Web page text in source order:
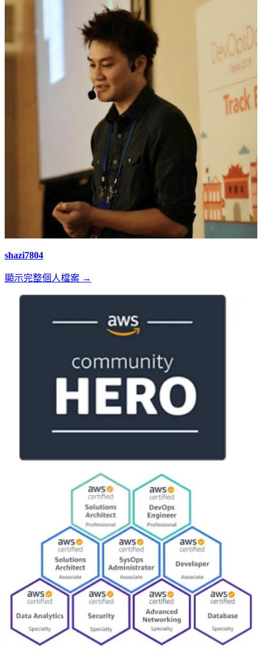
shazi7804
顯示完整個人檔案 →